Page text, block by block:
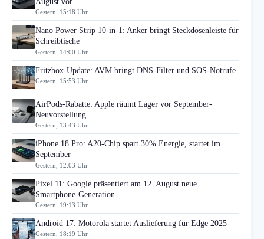
Gestern, 15:18 Uhr
Nano Power Strip 10-in-1: Anker bringt Steckdosenleiste für
Schreibtische
Gestern, 14:00 Uhr
Fritzbox-Update: AVM bringt DNS-Filter und SOS-Notrufe
Gestern, 15:53 Uhr
AirPods-Rabatte: Apple räumt Lager vor September-
Neuvorstellung
Gestern, 13:43 Uhr
iPhone 18 Pro: A20-Chip spart 30% Energie, startet im
September
Gestern, 12:03 Uhr
Pixel 11: Google präsentiert am 12. August neue
Smartphone-Generation
Gestern, 19:13 Uhr
Android 17: Motorola startet Auslieferung für Edge 2025
Gestern, 18:19 Uhr